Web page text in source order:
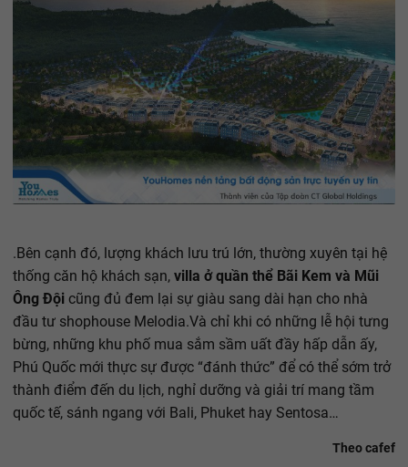
.Bên cạnh đó, lượng khách lưu trú lớn, thường xuyên tại hệ
thống căn hộ khách sạn, villa ở quần thể Bãi Kem và Mũi
Ông Đội cũng đủ đem lại sự giàu sang dài hạn cho nhà
đầu tư shophouse Melodia.Và chỉ khi có những lễ hội tưng
bừng, những khu phố mua sắm sầm uất đầy hấp dẫn ấy,
Phú Quốc mới thực sự được “đánh thức” để có thể sớm trở
thành điểm đến du lịch, nghỉ dưỡng và giải trí mang tầm
quốc tế, sánh ngang với Bali, Phuket hay Sentosa…
Theo cafef